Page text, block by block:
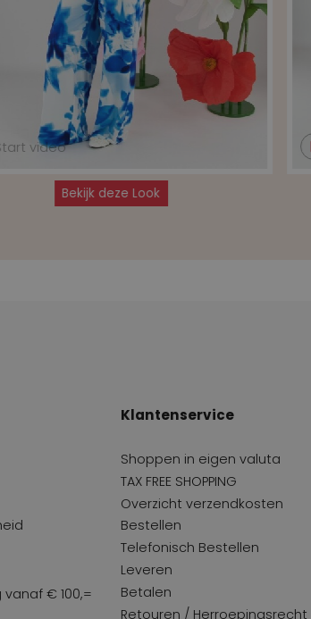
video
Bekijk deze Look
€ 100,=
Klantenservice
Shoppen in eigen valuta
TAX FREE SHOPPING
Overzicht verzendkosten
Bestellen
Telefonisch Bestellen
Leveren
Betalen
Retouren / Herroepingsrecht